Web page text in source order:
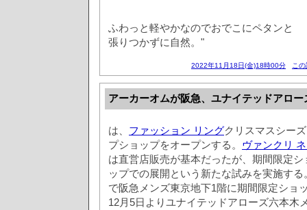
ふわっと軽やかなのでおでこにペタンと
張りつかずに自然。"
2022年11月18日(金)18時00分 こ
アーカーオムが阪急、ユナイテッドアロ
は、 ファッション リングクリスマスシー
プショップをオープンする。 ヴァンクリ
は直営店販売が基本だったが、期間限定
ップでの展開という新たな試みを実施す
で阪急メンズ東京地下1階に期間限定ショ
12月5日よりユナイテッドアローズ六本木